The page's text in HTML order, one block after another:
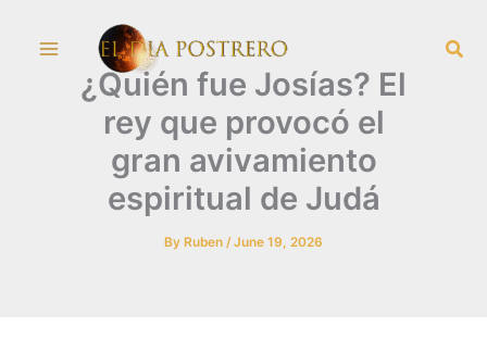
¿Quién fue Josías? El
rey que provocó el
gran avivamiento
espiritual de Judá
By Ruben /June 19, 2026